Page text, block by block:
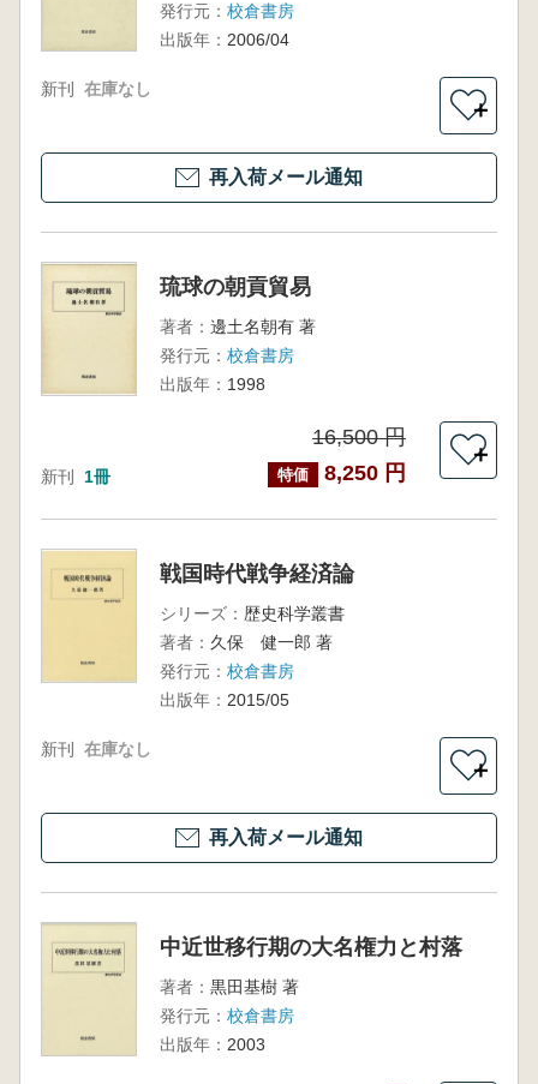
発行元： 校倉書房
出版年： 2006/04
新刊 在庫なし
＋
再入荷メール通知
琉球の朝貢貿易
著者： 邊土名朝有 著
発行元： 校倉書房
出版年： 1998
新刊 1冊
16,500 円
特価 8,250 円
＋
戦国時代戦争経済論
シリーズ： 歴史科学叢書
著者： 久保 健一郎 著
発行元： 校倉書房
出版年： 2015/05
新刊 在庫なし
＋
再入荷メール通知
中近世移行期の大名権力と村落
著者： 黒田基樹 著
発行元： 校倉書房
出版年： 2003